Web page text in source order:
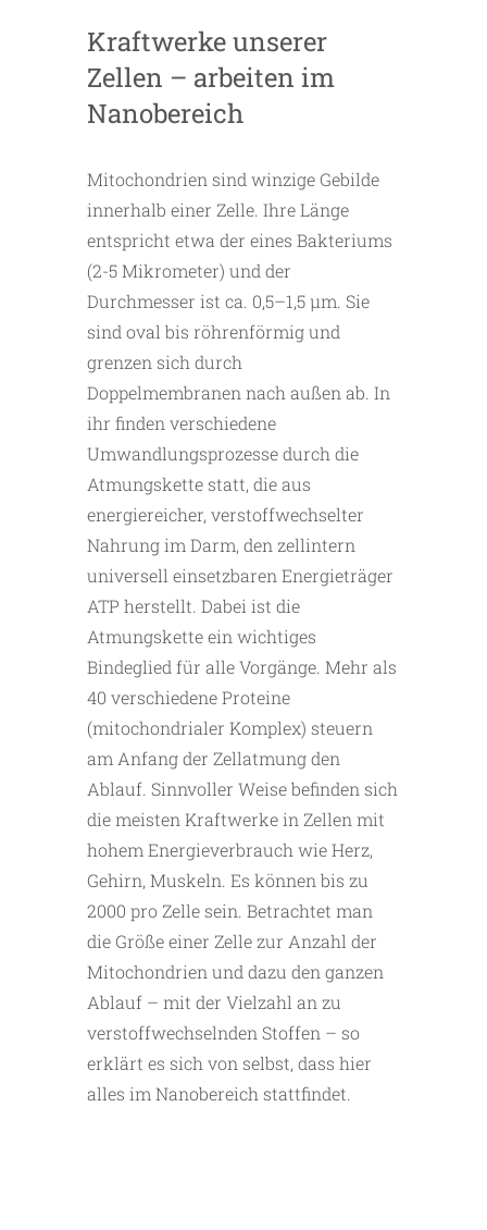
Kraftwerke unserer
Zellen – arbeiten im
Nanobereich
Mitochondrien sind winzige Gebilde
innerhalb einer Zelle. Ihre Länge
entspricht etwa der eines Bakteriums
(2-5 Mikrometer) und der
Durchmesser ist ca. 0,5–1,5 µm. Sie
sind oval bis röhrenförmig und
grenzen sich durch
Doppelmembranen nach außen ab. In
ihr finden verschiedene
Umwandlungsprozesse durch die
Atmungskette statt, die aus
energiereicher, verstoffwechselter
Nahrung im Darm, den zellintern
universell einsetzbaren Energieträger
ATP herstellt. Dabei ist die
Atmungskette ein wichtiges
Bindeglied für alle Vorgänge. Mehr als
40 verschiedene Proteine
(mitochondrialer Komplex) steuern
am Anfang der Zellatmung den
Ablauf. Sinnvoller Weise befinden sich
die meisten Kraftwerke in Zellen mit
hohem Energieverbrauch wie Herz,
Gehirn, Muskeln. Es können bis zu
2000 pro Zelle sein. Betrachtet man
die Größe einer Zelle zur Anzahl der
Mitochondrien und dazu den ganzen
Ablauf – mit der Vielzahl an zu
verstoffwechselnden Stoffen – so
erklärt es sich von selbst, dass hier
alles im Nanobereich stattfindet.